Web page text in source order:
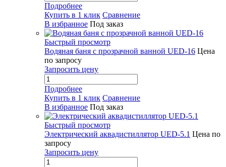
Подробнее
Купить в 1 клик Сравнение
В избранное Под заказ
Быстрый просмотр
Водяная баня с прозрачной ванной UED-16 Цена
по запросу
Запросить цену
Подробнее
Купить в 1 клик Сравнение
В избранное Под заказ
Быстрый просмотр
Электрический аквадистиллятор UED-5.1 Цена по
запросу
Запросить цену